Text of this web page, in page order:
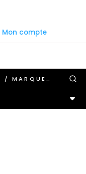
Mon compte